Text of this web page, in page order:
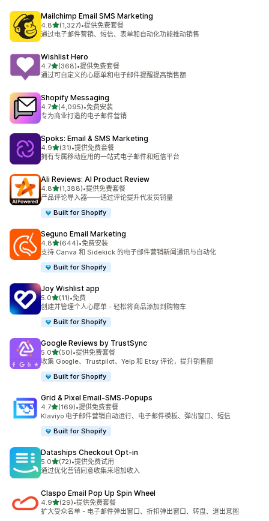
Mailchimp Email SMS Marketing
4.8星（满分 5 星）
(1,327)
总共 1327 条评论
•提供免费套餐
通过电子邮件营销、短信、表单和自动化功能推动销售
Wishlist Hero
4.7星（满分 5 星）
(368)
总共 368 条评论
•提供免费套餐
通过可自定义的心愿单和电子邮件提醒提高销售额
Shopify Messaging
4.7星（满分 5 星）
(4,095)
总共 4095 条评论
•免费安装
专为商业打造的电子邮件营销
Spoks: Email & SMS Marketing
4.9星（满分 5 星）
(31)
总共 31 条评论
•提供免费套餐
拥有专属移动应用的一站式电子邮件和短信平台
Ali Reviews: AI Product Review
4.8星（满分 5 星）
(1,388)
总共 1388 条评论
•提供免费套餐
产品评论导入器——通过评论提升代发货销量
Built for Shopify
Seguno Email Marketing
4.8星（满分 5 星）
(644)
总共 644 条评论
•免费安装
支持 Canva 和 Sidekick 的电子邮件营销新闻通讯与自动化
Built for Shopify
Joy Wishlist app
5.0星（满分 5 星）
(11)
总共 11 条评论
•免费
创建并管理个人心愿单 - 轻松将商品添加到购物车
Built for Shopify
Google Reviews by TrustSync
5.0星（满分 5 星）
(50)
总共 50 条评论
•提供免费套餐
收集 Google、Trustpilot、Yelp 和 Etsy 评论，提升销售额
Built for Shopify
Grid & Pixel Email‑SMS‑Popups
4.7星（满分 5 星）
(169)
总共 169 条评论
•提供免费套餐
Klaviyo 电子邮件营销自动运行、电子邮件模板、弹出窗口、短信
Built for Shopify
Dataships Checkout Opt‑in
5.0星（满分 5 星）
(72)
总共 72 条评论
•提供免费试用
通过优化营销同意收集来增加收入
Claspo Email Pop Up Spin Wheel
4.9星（满分 5 星）
(29)
总共 29 条评论
•提供免费套餐
扩大受众名单 - 电子邮件弹出窗口、折扣弹出窗口、转盘、退出意图